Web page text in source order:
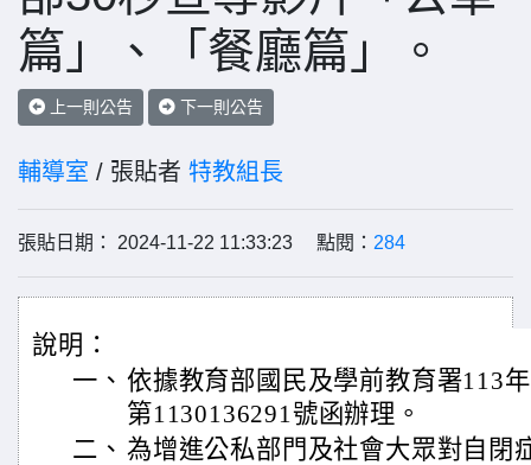
篇」、「餐廳篇」。
上一則公告 下一則公告
輔導室 / 張貼者 特教組長
張貼日期： 2024-11-22 11:33:23 點閱： 284
說明：
一、 依據教育部國民及學前教育署113
第1130136291號函辦理。
二、 為增進公私部門及社會大眾對自閉